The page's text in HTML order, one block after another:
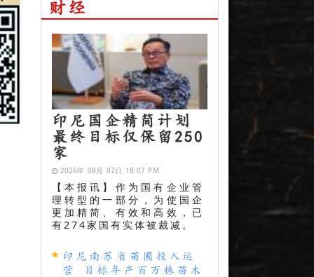
财经
印尼国企精简计划
最终目标仅保留250
家
2026年 08月 07日 18:07 PM
【本报讯】作为国有企业管
理转型的一部分，为使国企
更加精简、有效和高效，已
有274家国有实体被裁减。
印尼南苏省苗圃投入运
营 目标年产百万株苗木